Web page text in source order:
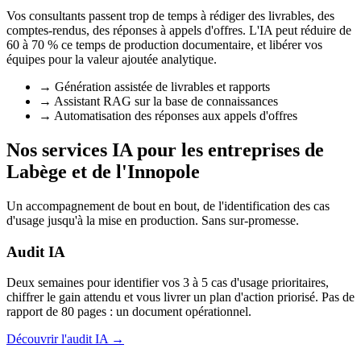
Vos consultants passent trop de temps à rédiger des livrables, des
comptes-rendus, des réponses à appels d'offres. L'IA peut réduire de
60 à 70 % ce temps de production documentaire, et libérer vos
équipes pour la valeur ajoutée analytique.
→ Génération assistée de livrables et rapports
→ Assistant RAG sur la base de connaissances
→ Automatisation des réponses aux appels d'offres
Nos services IA pour les entreprises de
Labège et de l'Innopole
Un accompagnement de bout en bout, de l'identification des cas
d'usage jusqu'à la mise en production. Sans sur-promesse.
Audit IA
Deux semaines pour identifier vos 3 à 5 cas d'usage prioritaires,
chiffrer le gain attendu et vous livrer un plan d'action priorisé. Pas de
rapport de 80 pages : un document opérationnel.
Découvrir l'audit IA →